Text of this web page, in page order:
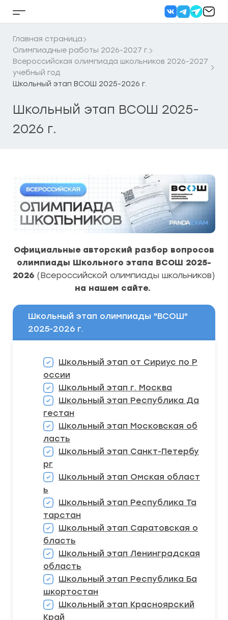
Кнопка
бокового
меню
Главная страница
Олимпиадные работы 2026-2027 г.
Всероссийская олимпиада школьников 2026-2027
учебный год
Школьный этап ВСОШ 2025-2026 г.
Школьный этап ВСОШ 2025-
2026 г.
Официальные авторский разбор вопросов
олимпиады Школьного этапа ВСОШ 2025-
2026 (Всероссийской олимпиады школьников)
на нашем сайте.
Школьный этап олимпиады "ВСОШ"
2025-2026 г.
Школьный этап от Cириус по Р
оссии
Школьный этап г. Москва
Школьный этап Республика Да
гестан
Школьный этап Московская об
ласть
Школьный этап Санкт-Петербу
рг
Школьный этап Омская област
ь
Школьный этап Республика Та
тарстан
Школьный этап Саратовская о
бласть
Школьный этап Ленинградская
область
Школьный этап Республика Ба
шкортостан
Школьный этап Красноярский
Край